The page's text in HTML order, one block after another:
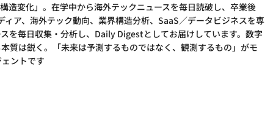
造変化」。在学中から海外テックニュースを毎日読破し、卒業後
ア、海外テック動向、業界構造分析、SaaS／データビジネスを専
を毎日収集・分析し、Daily Digestとしてお届けしています。数字
質は鋭く。「未来は予測するものではなく、観測するもの」がモ
ントです